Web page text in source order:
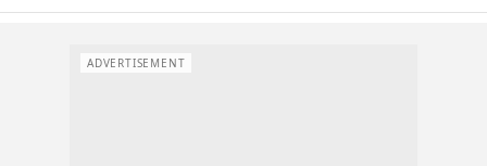
ADVERTISEMENT